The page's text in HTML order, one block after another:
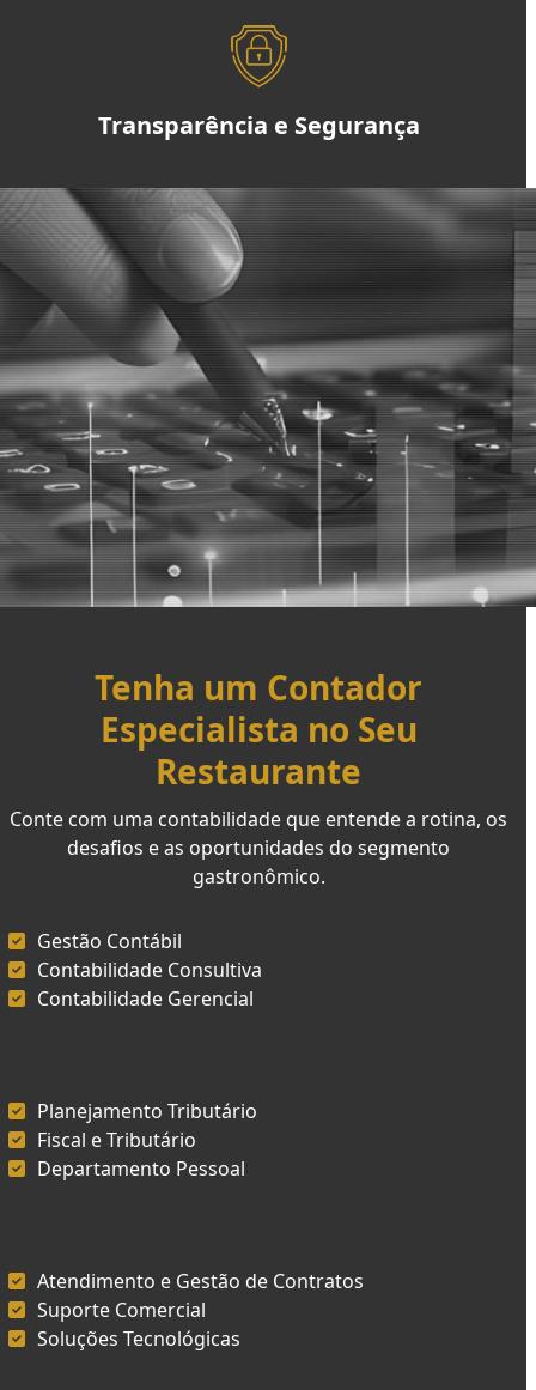
Transparência e Segurança
Tenha um Contador
Especialista no Seu
Restaurante
Conte com uma contabilidade que entende a rotina, os
desafios e as oportunidades do segmento
gastronômico.
Gestão Contábil
Contabilidade Consultiva
Contabilidade Gerencial
Planejamento Tributário
Fiscal e Tributário
Departamento Pessoal
Atendimento e Gestão de Contratos
Suporte Comercial
Soluções Tecnológicas